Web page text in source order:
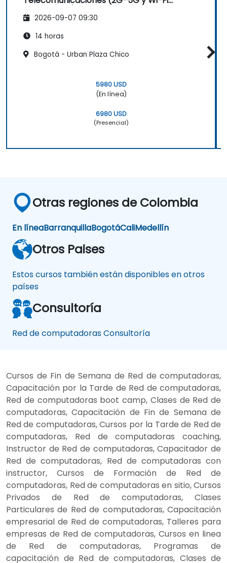
2026-09-07 09:30
14 horas
Bogotá - Urban Plaza Chico
5980 USD
(En línea)
6980 USD
(Presencial)
Otras regiones de Colombia
En líneaBarranquillaBogotáCaliMedellín
Otros Paises
Estos cursos también están disponibles en otros
países
Consultoría
Red de computadoras Consultoría
Cursos de Fin de Semana de Red de computadoras,
Capacitación por la Tarde de Red de computadoras,
Red de computadoras boot camp, Clases de Red de
computadoras, Capacitación de Fin de Semana de
Red de computadoras, Cursos por la Tarde de Red de
computadoras, Red de computadoras coaching,
Instructor de Red de computadoras, Capacitador de
Red de computadoras, Red de computadoras con
instructor, Cursos de Formación de Red de
computadoras, Red de computadoras en sitio, Cursos
Privados de Red de computadoras, Clases
Particulares de Red de computadoras, Capacitación
empresarial de Red de computadoras, Talleres para
empresas de Red de computadoras, Cursos en linea
de Red de computadoras, Programas de
capacitación de Red de computadoras, Clases de